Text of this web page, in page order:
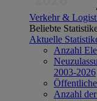
Verkehr &
Beliebte
Aktuelle
Anzahl
2003-2026
Anzahl